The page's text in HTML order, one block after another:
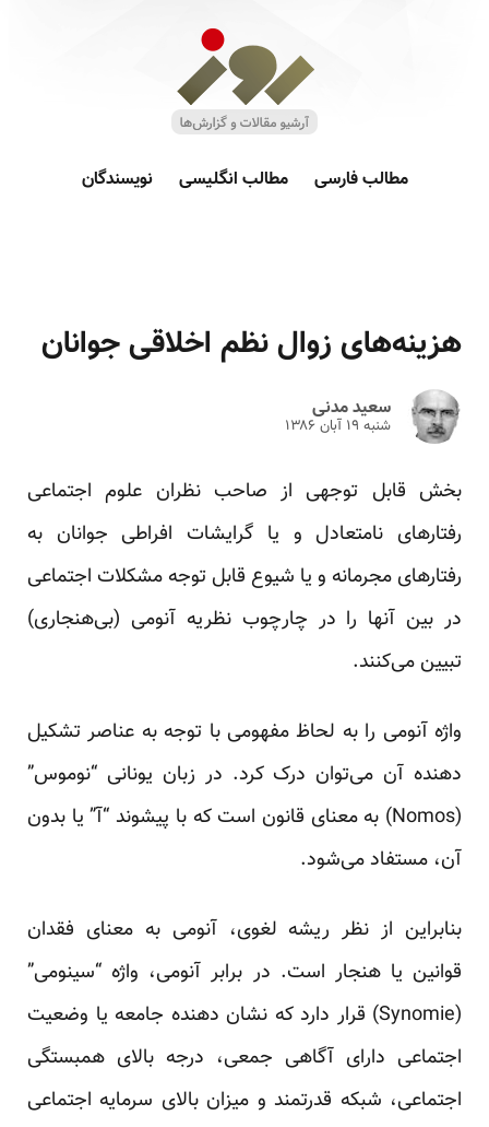
مطالب فارسی مطالب انگلیسی نویسندگان
هزینه‌های زوال نظم اخلاقی جوانان
سعید مدنی
شنبه ۱۹ آبان ۱۳۸۶
بخش قابل توجهی از صاحب نظران علوم اجتماعی
رفتارهای نامتعادل و یا گرایشات افراطی جوانان به
رفتارهای مجرمانه و یا شیوع قابل توجه مشکلات اجتماعی
در بین آنها را در چارچوب نظریه آنومی (بی‌هنجاری)
تبیین می‌کنند.
واژه آنومی را به لحاظ مفهومی با توجه به عناصر تشکیل
دهنده آن می‌توان درک کرد. در زبان یونانی “نوموس”
(Nomos) به معنای قانون است که با پیشوند “آ” یا بدون
آن، مستفاد می‌شود.
بنابراین از نظر ریشه لغوی، آنومی به معنای فقدان
قوانین یا هنجار است. در برابر آنومی، واژه “سینومی”
(Synomie) قرار دارد که نشان دهنده جامعه یا وضعیت
اجتماعی دارای آگاهی جمعی، درجه بالای همبستگی
اجتماعی، شبکه قدرتمند و میزان بالای سرمایه اجتماعی